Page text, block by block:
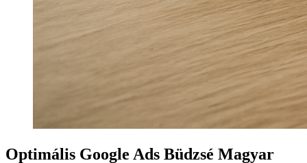
Optimális Google Ads Büdzsé Magyar